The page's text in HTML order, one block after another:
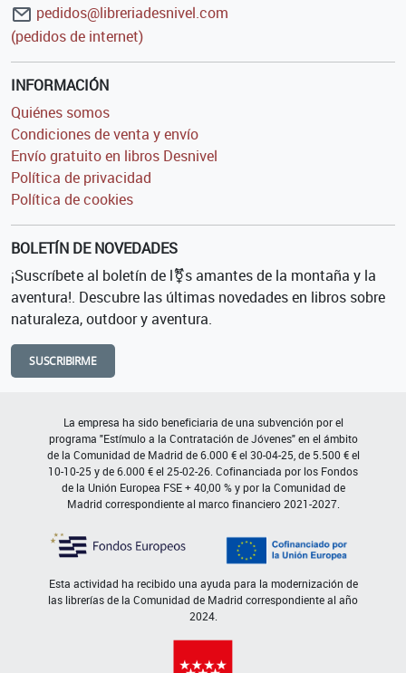
pedidos@libreriadesnivel.com
(pedidos de internet)
INFORMACIÓN
Quiénes somos
Condiciones de venta y envío
Envío gratuito en libros Desnivel
Política de privacidad
Política de cookies
BOLETÍN DE NOVEDADES
¡Suscríbete al boletín de l⚧s amantes de la montaña y la
aventura!. Descubre las últimas novedades en libros sobre
naturaleza, outdoor y aventura.
SUSCRIBIRME
La empresa ha sido beneficiaria de una subvención por el
programa "Estímulo a la Contratación de Jóvenes" en el ámbito
de la Comunidad de Madrid de 6.000 € el 30-04-25, de 5.500 € el
10-10-25 y de 6.000 € el 25-02-26. Cofinanciada por los Fondos
de la Unión Europea FSE + 40,00 % y por la Comunidad de
Madrid correspondiente al marco financiero 2021-2027.
Esta actividad ha recibido una ayuda para la modernización de
las librerías de la Comunidad de Madrid correspondiente al año
2024.